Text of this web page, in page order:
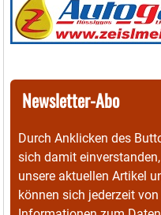
Newsletter-Abo
Durch Anklicken des
sich damit
unsere aktuellen Artikel
können sich jederzeit